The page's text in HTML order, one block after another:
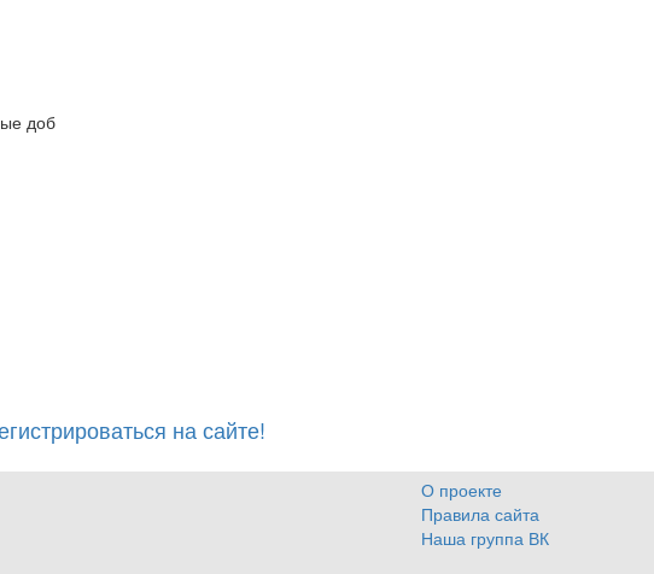
доб
на сайте!
О проекте
Правила сайта
Наша группа ВК